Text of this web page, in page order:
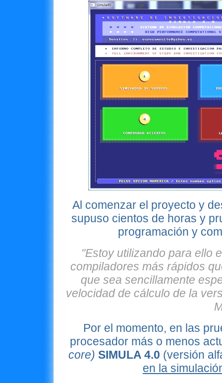
Al comenzar el proyecto y
supuso cientos de horas y
programación y
"Estoy utilizando para ello
compiladores más rápidos
que sea sencillamente
velocidad de cálculo de la
Por el momento, en las
procesador más o menos
core) SIMULA 4.0 (versión
en la